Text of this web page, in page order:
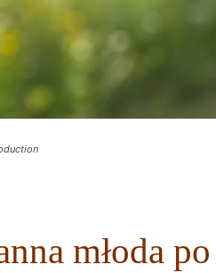
młoda